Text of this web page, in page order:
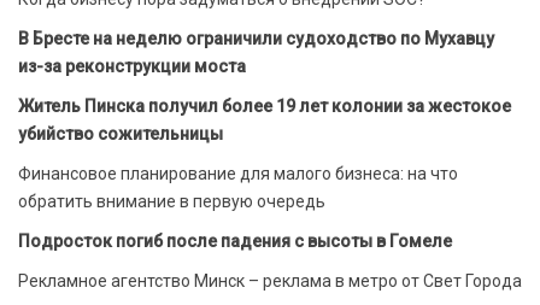
В Бресте на неделю ограничили судоходство по Мухавцу
из-за реконструкции моста
Житель Пинска получил более 19 лет колонии за жестокое
убийство сожительницы
Финансовое планирование для малого бизнеса: на что
обратить внимание в первую очередь
Подросток погиб после падения с высоты в Гомеле
Рекламное агентство Минск – реклама в метро от Свет Города